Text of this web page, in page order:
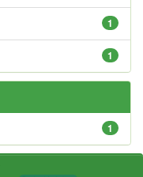
1
1
1